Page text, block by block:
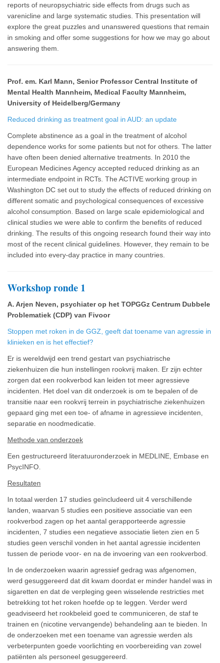
reports of neuropsychiatric side effects from drugs such as
varenicline and large systematic studies. This presentation will
explore the great puzzles and unanswered questions that remain
in smoking and offer some suggestions for how we may go about
answering them.
Prof. em. Karl Mann, Senior Professor Central Institute of
Mental Health Mannheim, Medical Faculty Mannheim,
University of Heidelberg/Germany
Reduced drinking as treatment goal in AUD: an update
Complete abstinence as a goal in the treatment of alcohol
dependence works for some patients but not for others. The latter
have often been denied alternative treatments. In 2010 the
European Medicines Agency accepted reduced drinking as an
intermediate endpoint in RCTs. The ACTIVE working group in
Washington DC set out to study the effects of reduced drinking on
different somatic and psychological consequences of excessive
alcohol consumption. Based on large scale epidemiological and
clinical studies we were able to confirm the benefits of reduced
drinking. The results of this ongoing research found their way into
most of the recent clinical guidelines. However, they remain to be
included into every-day practice in many countries.
Workshop ronde 1
A. Arjen Neven, psychiater op het TOPGGz Centrum Dubbele
Problematiek (CDP) van Fivoor
Stoppen met roken in de GGZ, geeft dat toename van agressie in
klinieken en is het effectief?
Er is wereldwijd een trend gestart van psychiatrische
ziekenhuizen die hun instellingen rookvrij maken. Er zijn echter
zorgen dat een rookverbod kan leiden tot meer agressieve
incidenten. Het doel van dit onderzoek is om te bepalen of de
transitie naar een rookvrij terrein in psychiatrische ziekenhuizen
gepaard ging met een toe- of afname in agressieve incidenten,
separatie en noodmedicatie.
Methode van onderzoek
Een gestructureerd literatuuronderzoek in MEDLINE, Embase en
PsycINFO.
Resultaten
In totaal werden 17 studies geïncludeerd uit 4 verschillende
landen, waarvan 5 studies een positieve associatie van een
rookverbod zagen op het aantal gerapporteerde agressie
incidenten, 7 studies een negatieve associatie lieten zien en 5
studies geen verschil vonden in het aantal agressie incidenten
tussen de periode voor- en na de invoering van een rookverbod.
In de onderzoeken waarin agressief gedrag was afgenomen,
werd gesuggereerd dat dit kwam doordat er minder handel was in
sigaretten en dat de verpleging geen wisselende restricties met
betrekking tot het roken hoefde op te leggen. Verder werd
geadviseerd het rookbeleid goed te communiceren, de staf te
trainen en (nicotine vervangende) behandeling aan te bieden. In
de onderzoeken met een toename van agressie werden als
verbeterpunten goede voorlichting en voorbereiding van zowel
patiënten als personeel gesuggereerd.